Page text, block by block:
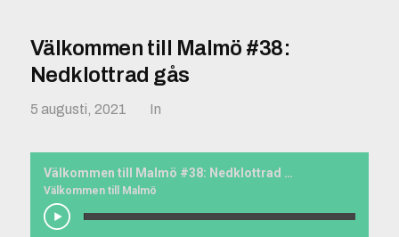
Välkommen till Malmö #38:
Nedklottrad gås
5 augusti, 2021 In
Välkommen till Malmö #38: Nedklottrad gås
Välkommen till Malmö